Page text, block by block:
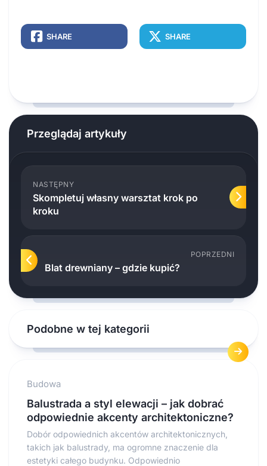
SHARE SHARE
Przeglądaj artykuły
NASTĘPNY
Skompletuj własny warsztat krok po
kroku
POPRZEDNI
Blat drewniany – gdzie kupić?
Podobne w tej kategorii
Budowa
Balustrada a styl elewacji – jak dobrać
odpowiednie akcenty architektoniczne?
Dobór odpowiednich akcentów architektonicznych,
takich jak balustrady, ma ogromne znaczenie dla
estetyki całego budynku. Odpowiednio